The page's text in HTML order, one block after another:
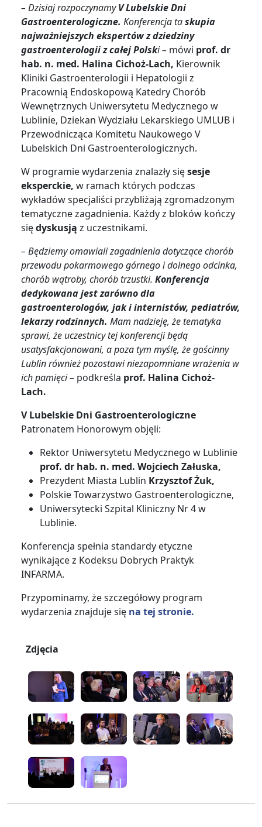
– Dzisiaj rozpoczynamyV Lubelskie Dni
Gastroenterologiczne. Konferencja taskupia
najważniejszych ekspertów z dziedziny
gastroenterologii z całej Polski – mówi prof. dr
hab. n. med. Halina Cichoż-Lach, Kierownik
Kliniki Gastroenterologii i Hepatologii z
Pracownią Endoskopową Katedry Chorób
Wewnętrznych Uniwersytetu Medycznego w
Lublinie, Dziekan Wydziału Lekarskiego UMLUB i
Przewodnicząca Komitetu Naukowego V
Lubelskich Dni Gastroenterologicznych.
W programie wydarzenia znalazły sięsesje
eksperckie, w ramach których podczas
wykładów specjaliści przybliżają zgromadzonym
tematyczne zagadnienia. Każdy z bloków kończy
siędyskusją z uczestnikami.
– Będziemy omawiali zagadnienia dotyczące chorób
przewodu pokarmowego górnego i dolnego odcinka,
chorób wątroby, chorób trzustki. Konferencja
dedykowana jest zarówno dla
gastroenterologów, jak i internistów, pediatrów,
lekarzy rodzinnych. Mam nadzieję, że tematyka
sprawi, że uczestnicy tej konferencji będą
usatysfakcjonowani, a poza tym myślę, że gościnny
Lublin również pozostawi niezapomniane wrażenia w
ich pamięci – podkreśla prof. Halina Cichoż-
Lach.
V Lubelskie Dni Gastroenterologiczne
Patronatem Honorowym objęli:
Rektor Uniwersytetu Medycznego w Lublinie
prof. dr hab. n. med. Wojciech Załuska,
Prezydent Miasta Lublin Krzysztof Żuk,
Polskie Towarzystwo Gastroenterologiczne,
Uniwersytecki Szpital Kliniczny Nr 4 w
Lublinie.
Konferencja spełnia standardy etyczne
wynikające z Kodeksu Dobrych Praktyk
INFARMA.
Przypominamy, że szczegółowy program
wydarzenia znajduje się na tej stronie.
Zdjęcia